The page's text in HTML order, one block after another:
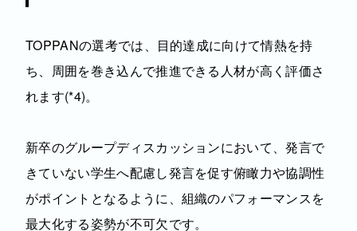
TOPPANの選考では、目的達成に向けて情熱を持
ち、周囲を巻き込んで推進できる人材が高く評価さ
れます(*4)。
新卒のグループディスカッションにおいて、発言で
きていない学生へ配慮し発言を促す俯瞰力や協調性
がポイントとなるように、組織のパフォーマンスを
最大化する姿勢が不可欠です。